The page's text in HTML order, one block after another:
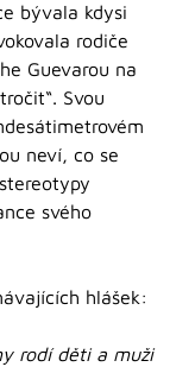
bývala kdysi
rodiče
Guevarou na
Svou
neví, co se
svého
hlášek:
rodí děti a muži